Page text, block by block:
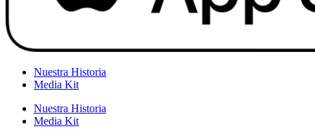
Nuestra Historia
Media Kit
Nuestra Historia
Media Kit